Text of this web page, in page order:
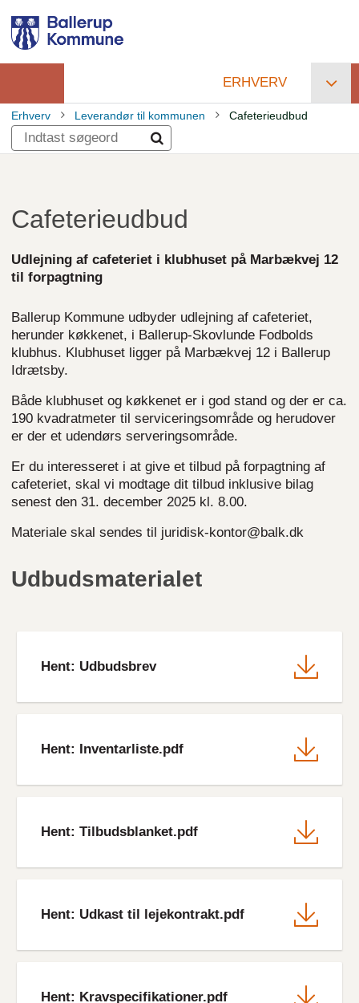
hovedindhold
Primær
navigation
ERHVERV
Brødkrumme
Erhverv Leverandør til kommunen Cafeterieudbud
Cafeterieudbud
Udlejning af cafeteriet i klubhuset på Marbækvej 12
til forpagtning
Ballerup Kommune udbyder udlejning af cafeteriet,
herunder køkkenet, i Ballerup-Skovlunde Fodbolds
klubhus. Klubhuset ligger på Marbækvej 12 i Ballerup
Idrætsby.
Både klubhuset og køkkenet er i god stand og der er ca.
190 kvadratmeter til serviceringsområde og herudover
er der et udendørs serveringsområde.
Er du interesseret i at give et tilbud på forpagtning af
cafeteriet, skal vi modtage dit tilbud inklusive bilag
senest den 31. december 2025 kl. 8.00.
Materiale skal sendes til juridisk-kontor@balk.dk
Udbudsmaterialet
Hent: Udbudsbrev
Hent: Inventarliste.pdf
Hent: Tilbudsblanket.pdf
Hent: Udkast til lejekontrakt.pdf
Hent: Kravspecifikationer.pdf